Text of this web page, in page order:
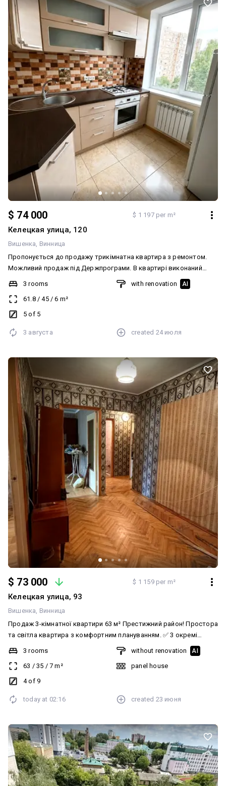
$ 74 000 $ 1 197 per m²
Келецкая улица, 120
Вишенка Винница
Пропонується до продажу трикімнатна квартира з ремонтом.
Можливий продаж під Держпрограми. В квартирі виконаний
капітальний ремонт, замінені усі комунікації: стояки, труби на
воду, електрика. Квартира повністю укомплектована меблями
та технікою. Поруч уся необхідна інфраструктура: зупинки
громадського транспорту, магазини, аптеки, ТЦ, школи, садочок.
3 rooms
61.8/45/6 m²
5 of 5
with renovation AI
3 августа created 24 июля
$ 73 000 $ 1 159 per m²
Келецкая улица, 93
Вишенка Винница
Продаж 3-кімнатної квартири 63 м² Престижний район! Простора
та світла квартира з комфортним плануванням. ✅ 3 окремі
кімнати ✅ площа — 63 м² ✅ центральне газове опалення ✅
пластикові вікна ✅ затишна квартира для комфортного
проживання Зручне розташування, розвинена інфраструктура,
поруч усе необхідне. Чудовий варіант для сім’ї. Телефонуйте —
3 rooms
63 / 35 / 7 m²
4 of 9
without renovation AI
panel house
today at 02:16 created 23 июня